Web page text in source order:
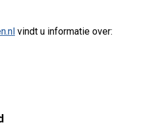
vindt u informatie over: